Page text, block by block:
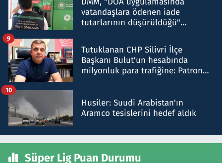
vatandaşlara ödenen iade
tutarlarının düşürüldüğü"
Tutuklanan CHP Silivri İlçe
Başkanı Bulut'un hesabında
milyonluk para trafiğine: Patron
9
Husiler: Suudi Arabistan'ın
Aramco tesislerini hedef aldık
10
Süper Lig Puan Durumu